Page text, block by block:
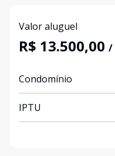
Valor aluguel
R$ 13.500,00 /
Condomínio
IPTU